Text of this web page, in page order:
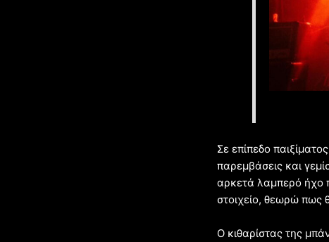
Σε επίπεδο
παρεμβάσεις και
αρκετά λαμπερό ήχο
στοιχείο, θεωρώ πως
Ο κιθαρίστας της